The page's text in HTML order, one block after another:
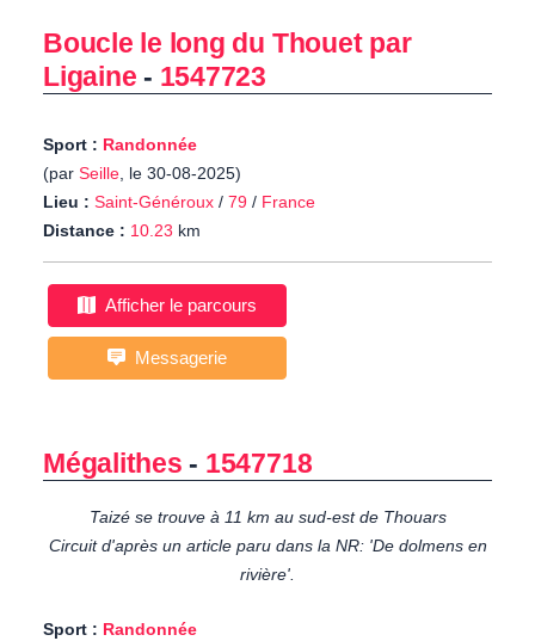
Boucle le long du Thouet par
Ligaine - 1547723
Sport : Randonnée
(par Seille, le 30-08-2025)
Lieu : Saint-Généroux / 79 / France
Distance : 10.23 km
Afficher le parcours
Messagerie
Mégalithes - 1547718
Taizé se trouve à 11 km au sud-est de Thouars
Circuit d'après un article paru dans la NR: 'De dolmens en
rivière'.
Sport : Randonnée